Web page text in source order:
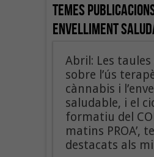
Temes
envelliment
Abril: Les taules
sobre l’ús
cànnabis i
saludable, i el
formatiu del
matins PROA’,
destacats als